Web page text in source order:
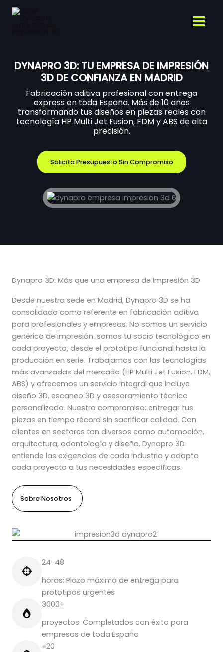
DYNAPRO 3D: TU EMPRESA DE IMPRESIÓN
3D DE CONFIANZA EN MADRID
Fabricación aditiva profesional con entrega
express en toda España. Más de 10 años
transformando tus diseños en piezas reales con
tecnología HP Multi Jet Fusion, FDM y ABS de alta
precisión.
Solicita Presupuesto Sin Compromiso
Dynapro 3D: Más que una empresa de impresión 3D
Desde nuestra sede en Madrid, Dynapro 3D se ha
consolidado como referente en fabricación aditiva
para profesionales y empresas. No somos un servicio
genérico de impresión: somos tu socio tecnológico en
cada proyecto, desde el prototipo funcional hasta la
producción en serie. Trabajamos con las tecnologías
más avanzadas del mercado (HP Multi Jet Fusion, FDM,
ABS) y ofrecemos un servicio integral que incluye
diseño 3D, escaneo 3D y asesoramiento técnico
personalizado. Nuestro compromiso: entregar tus
piezas en tiempo récord sin sacrificar calidad. Con
clientes en sectores tan diversos como automoción,
arquitectura, odontología y diseño, Dynapro 3D
entiende las exigencias de cada industria y adapta
cada proyecto a tus necesidades específicas.
Sobre Nosotros
24-48
horas: Plazo máximo de entrega para
prototipos urgentes
3000+
proyectos: Completados con éxito para
empresas de toda España
+20